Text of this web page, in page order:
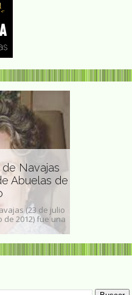
Navajas
Abuelas de
(23 de julio
de 2012) fue una